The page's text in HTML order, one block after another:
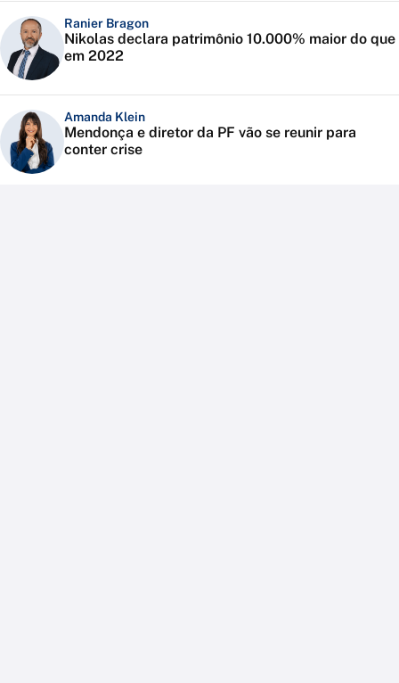
Ranier Bragon
Nikolas declara patrimônio 10.000% maior do que
em 2022
Amanda Klein
Mendonça e diretor da PF vão se reunir para
conter crise